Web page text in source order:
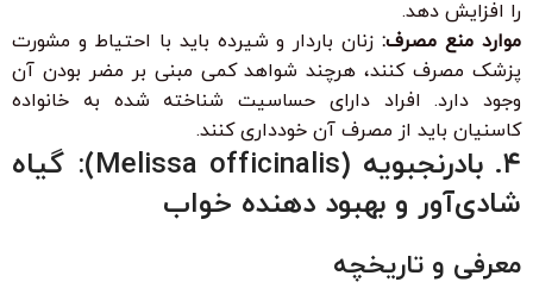
را افزایش دهد.
موارد منع مصرف:زنان باردار و شیرده باید با احتیاط و مشورت
پزشک مصرف کنند، هرچند شواهد کمی مبنی بر مضر بودن آن
وجود دارد. افراد دارای حساسیت شناخته شده به خانواده
کاسنیان باید از مصرف آن خودداری کنند.
۴. بادرنجبویه (Melissa officinalis): گیاه
شادی‌آور و بهبود دهنده خواب
معرفی و تاریخچه